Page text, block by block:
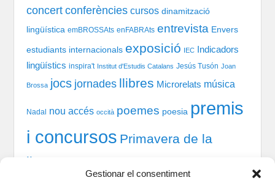
Gestionar el consentiment
concert conferències cursos dinamització
lingüística emBROSSAts enFABRAts entrevista Envers
estudiants internacionals exposició IEC Indicadors
lingüístics inspira't Institut d'Estudis Catalans Jesús Tusón Joan
Brossa jocs jornades llibres Microrelats música
Nadal nou accés occità poemes poesia premis
i concursos Primavera de la
llengua
xerrada